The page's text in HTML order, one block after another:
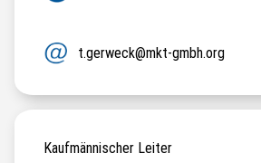
t.gerweck@mkt-gmbh.org
Kaufmännischer Leiter